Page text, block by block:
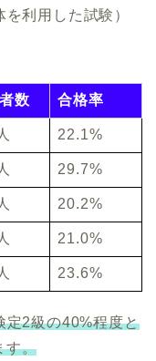
利用した試験）
数 合格率
22.1%
29.7%
20.2%
21.0%
23.6%
定2級の40%程度と
す。